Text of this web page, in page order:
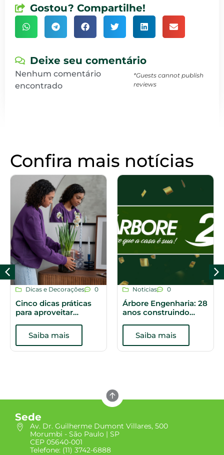
Gostou? Compartilhe!
Deixe seu comentário
Nenhum comentário
encontrado
*Guests cannot publish
reviews
Confira mais notícias
Noticias 0
Árbore Engenharia: 28
anos construindo
Saiba mais
Empreendimentos
0
chamado a atenção
de investidores
imobiliários?
Saiba mais
Sede
Av. Dr. Guilherme Dumont Villares, 500
Morumbi - São Paulo | SP
CEP 05640-001
Telefone: (11) 3742-6888